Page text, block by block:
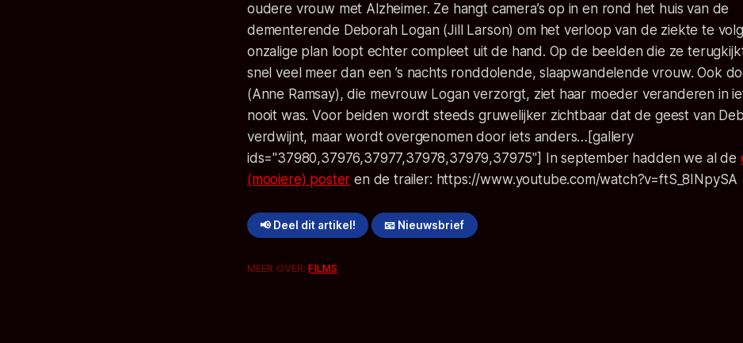
oudere vrouw met Alzheimer. Ze hangt camera’s op in en rond het huis van de
dementerende Deborah Logan (Jill Larson) om het verloop van de ziekte te
onzalige plan loopt echter compleet uit de hand. Op de beelden die ze
snel veel meer dan een ’s nachts ronddolende, slaapwandelende vrouw. Ook
(Anne Ramsay), die mevrouw Logan verzorgt, ziet haar moeder veranderen in
nooit was. Voor beiden wordt steeds gruwelijker zichtbaar dat de geest van
verdwijnt, maar wordt overgenomen door iets anders… [gallery
ids="37980,37976,37977,37978,37979,37975"] In september hadden we al de
(mooiere) poster en de trailer: https://www.youtube.com/watch?v=ftS_8INpySA
📢 Deel dit artikel! 📧 Nieuwsbrief
MEER OVER:FILMS